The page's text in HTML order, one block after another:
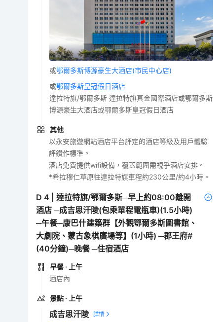
或鄂爾多斯博源豪生大酒店(市民中心店)
或鄂爾多斯皇冠假日酒店
達拉特旗/鄂爾多斯 達拉特旗真金國際酒店或鄂爾多斯
博源豪生大酒店或鄂爾多斯皇冠假日酒店
其他
以永安旅遊網站酒店平台評定的酒店等級及用戶體驗
評鑽作標準。
酒店免費提供wifi設備，覆蓋範圍需視乎酒店安排。
*希拉穆仁草原往達拉特旗車程約230公里/約4小時。
D4 |達拉特旗/鄂爾多斯─早上約08:00離開
酒店 ─成吉思汗陵(包乘單程電瓶車)(1.5小時)
─午餐─康巴什建築群【外觀鄂爾多斯圖書館、
大劇院、蒙古象棋廣場等】(1小時) ─郡王府#
(40分鐘)─晚餐 ─住宿酒店
早餐 · 上午
酒店內
景點 · 上午
成吉思汗陵